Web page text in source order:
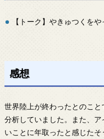
【トーク】やきゅつくをや
感想
世界陸上が終わったとのこ
分析していました。また、
いことに年取ったと感じた